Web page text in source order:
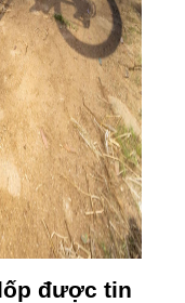
được tin